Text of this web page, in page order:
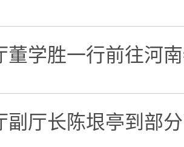
董学胜一行前往河
副厅长陈垠亭到部